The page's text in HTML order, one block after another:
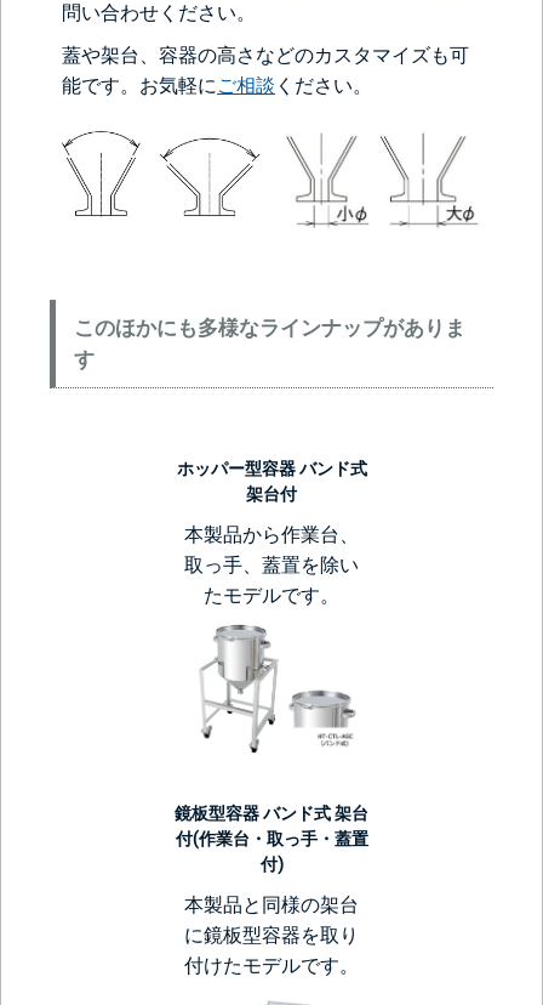
問い合わせください。
蓋や架台、容器の高さなどのカスタマイズも可
能です。お気軽にご相談 ください。
このほかにも多様なラインナップがありま
す
ホッパー型容器 バンド式
架台付
本製品から作業台、
取っ手、蓋置を除い
たモデルです。
鏡板型容器 バンド式 架台
付(作業台・取っ手・蓋置
付)
本製品と同様の架台
に鏡板型容器を取り
付けたモデルです。